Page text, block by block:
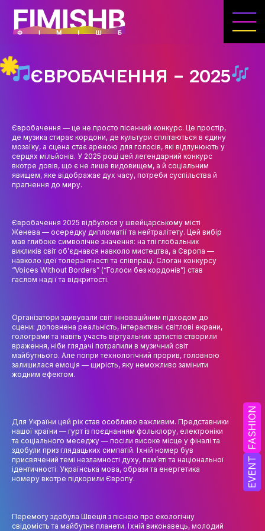
EVENT
FASHION
ГОЛОВНА
ІНДУСТРІЇ ДОЗВІЛЛЯ
ОСВІТНЯ ДІЯЛЬНІСТЬ
ОСВІТНІ ПРОГРАМИ
ПРАКТИКА
НАУКА
НАПРЯМИ ДОСЛІДЖЕНЬ
НАУК.РОБОТА СТУДЕНТІВ
КОНФЕРЕНЦІЇ, СЕМІНАРИ
ПІДВИЩЕННЯ КВАЛІФІКАЦІЇ
ЯКІСТЬ ОСВІТИ
СПІВПРАЦЯ
КАФЕДРА ФЕШН ТА ШОУ-БІЗНЕСУ
МЕТА, ЗАВДАННЯ ТА ІСТОРІЯ КАФЕДРИ
ЄВРОБАЧЕННЯ – 2025
Євробачення — це не просто пісенний конкурс. Це простір,
де музика стирає кордони, де культури сплітаються в єдину
мозаїку, а сцена стає ареною для голосів, які відлунюють у
серцях мільйонів. У 2025 році цей легендарний конкурс
вкотре довів, що є не лише видовищем, а й соціальним
явищем, яке відображає дух часу, потреби суспільства й
прагнення до миру.
Євробачення 2025 відбулося у швейцарському місті
Женева — осередку дипломатії та нейтралітету. Цей вибір
мав глибоке символічне значення: на тлі глобальних
викликів світ об’єднався навколо мистецтва, а Європа —
навколо ідеї толерантності та співпраці. Слоган конкурсу
“Voices Without Borders” (“Голоси без кордонів”) став
гаслом надії та відкритості.
Організатори здивували світ інноваційним підходом до
сцени: доповнена реальність, інтерактивні світлові екрани,
голограми та навіть участь віртуальних артистів створили
враження, ніби глядачі потрапили в музичний світ
майбутнього. Але попри технологічний прорив, головною
залишилася емоція — щирість, яку неможливо замінити
жодним ефектом.
Для України цей рік став особливо важливим. Представники
нашої країни — гурт із поєднанням фольклору, електроніки
та соціального меседжу — посіли високе місце у фіналі та
здобули приз глядацьких симпатій. Їхній номер був
присвячений темі незламності духу, пам’яті та національної
ідентичності. Українська мова, образи та енергетика
номеру вкотре підкорили Європу.
Перемогу здобула Швеція з піснею про екологічну
свідомість та майбутнє планети. Їхній виконавець, молодий